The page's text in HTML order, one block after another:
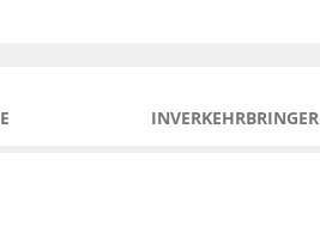
INVERKEHRBRINGER